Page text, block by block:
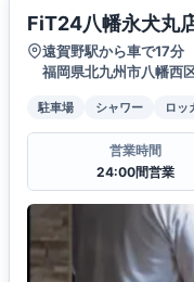
FiT24八幡永犬丸
遠賀野駅から車で17分
福岡県北九州市八幡西
駐車場 シャワー ロッ
営業時間
24:00間営業